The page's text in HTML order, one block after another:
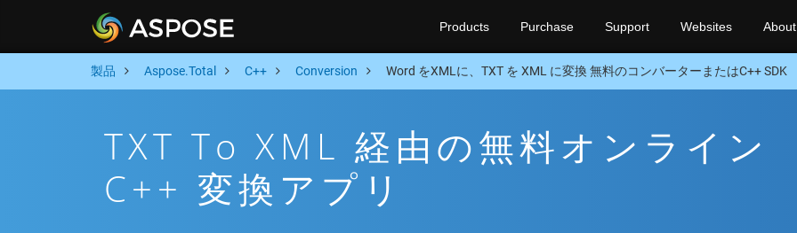
Products Purchase Support Websites About
製品 Aspose.Total C++ Conversion Word をXMLに、TXT を XML に変換 無料のコンバーターまたはC++ SDK
TXT To XML 経由の無料オンライン
C++ 変換アプリ